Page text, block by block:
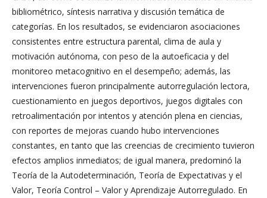
bibliométrico, síntesis narrativa y discusión temática de
categorías. En los resultados, se evidenciaron asociaciones
consistentes entre estructura parental, clima de aula y
motivación autónoma, con peso de la autoeficacia y del
monitoreo metacognitivo en el desempeño; además, las
intervenciones fueron principalmente autorregulación lectora,
cuestionamiento en juegos deportivos, juegos digitales con
retroalimentación por intentos y atención plena en ciencias,
con reportes de mejoras cuando hubo intervenciones
constantes, en tanto que las creencias de crecimiento tuvieron
efectos amplios inmediatos; de igual manera, predominó la
Teoría de la Autodeterminación, Teoría de Expectativas y el
Valor, Teoría Control – Valor y Aprendizaje Autorregulado. En